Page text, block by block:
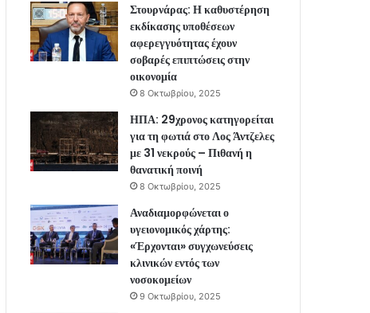
Στουρνάρας: Η καθυστέρηση
εκδίκασης υποθέσεων
αφερεγγυότητας έχουν
σοβαρές επιπτώσεις στην
οικονομία
8 Οκτωβρίου, 2025
ΗΠΑ: 29χρονος κατηγορείται
για τη φωτιά στο Λος Άντζελες
με 31 νεκρούς – Πιθανή η
θανατική ποινή
8 Οκτωβρίου, 2025
Αναδιαμορφώνεται ο
υγειονομικός χάρτης:
«Έρχονται» συγχωνεύσεις
κλινικών εντός των
νοσοκομείων
9 Οκτωβρίου, 2025